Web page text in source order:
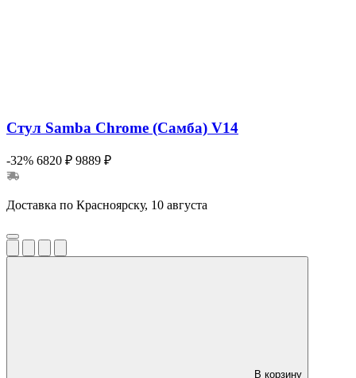
Стул Samba Chrome (Самба) V14
-32% 6820 ₽ 9889 ₽
Доставка по Красноярску, 10 августа
В корзину